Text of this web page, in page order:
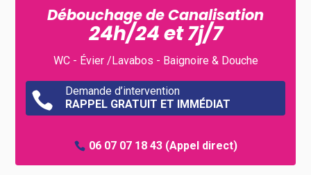
Débouchage de Canalisation
24h/24 et 7j/7
WC - Évier /Lavabos - Baignoire & Douche

Demande d’intervention
RAPPEL GRATUIT ET IMMÉDIAT
06 07 07 18 43(Appel direct)